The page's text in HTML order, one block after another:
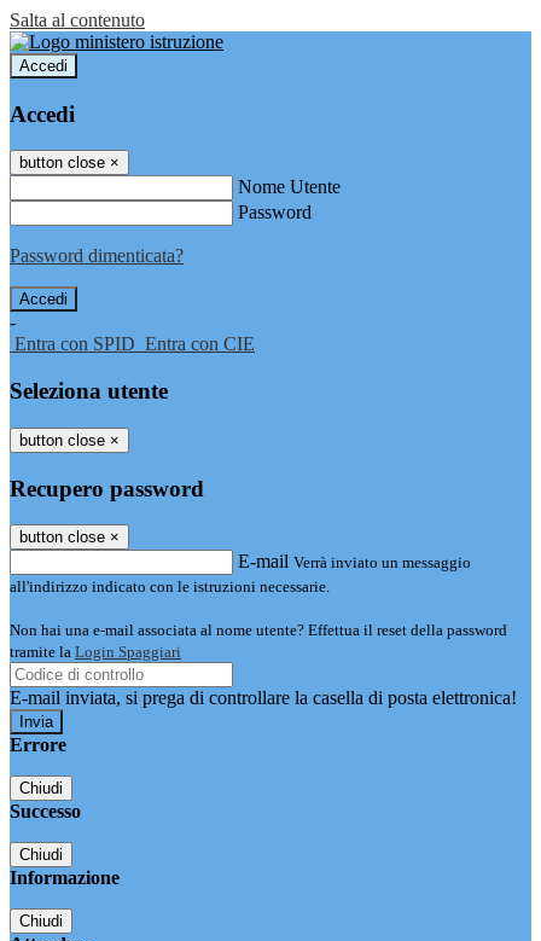
Salta al contenuto
Accedi
Accedi
button close ×
Nome Utente
Password
Password dimenticata?
-
Entra con SPID Entra con CIE
Seleziona utente
button close ×
Recupero password
button close ×
E-mail Verrà inviato un messaggio
all'indirizzo indicato con le istruzioni necessarie.
Non hai una e-mail associata al nome utente? Effettua il reset della password
tramite la Login Spaggiari
E-mail inviata, si prega di controllare la casella di posta elettronica!
Errore
Chiudi
Successo
Chiudi
Informazione
Chiudi